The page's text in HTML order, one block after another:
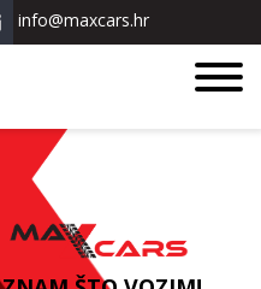
info@maxcars.hr